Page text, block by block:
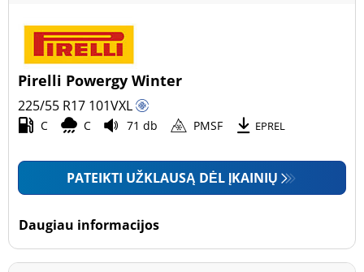
Pirelli Powergy Winter
225/55 R17 101VXL
C C 71 db PMSF EPREL
PATEIKTI UŽKLAUSĄ DĖL ĮKAINIŲ
Daugiau informacijos